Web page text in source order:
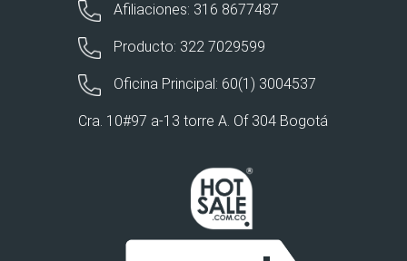
Afiliaciones: 316 8677487
Producto: 322 7029599
Oficina Principal: 60(1) 3004537
Cra. 10#97 a-13 torre A. Of 304 Bogotá